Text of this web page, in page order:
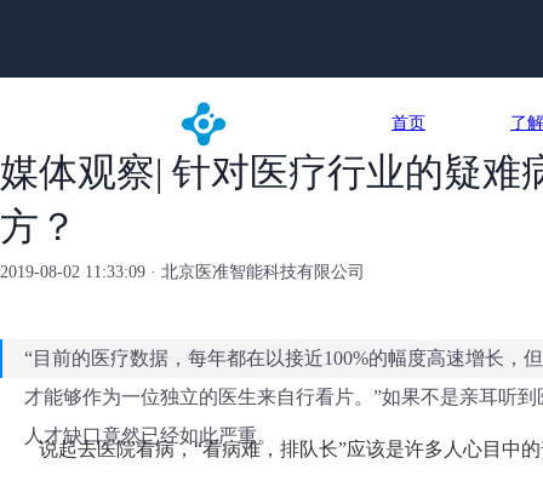
首页 了
媒体观察| 针对医疗行业的疑
方？
2019-08-02 11:33:09 · 北京医准智能科技有限公司
“目前的医疗数据，每年都在以接近100%的幅度高速增长，
才能够作为一位独立的医生来自行看片。”如果不是亲耳听
人才缺口竟然已经如此严重。
说起去医院看病，“看病难，排队长”应该是许多人心目中